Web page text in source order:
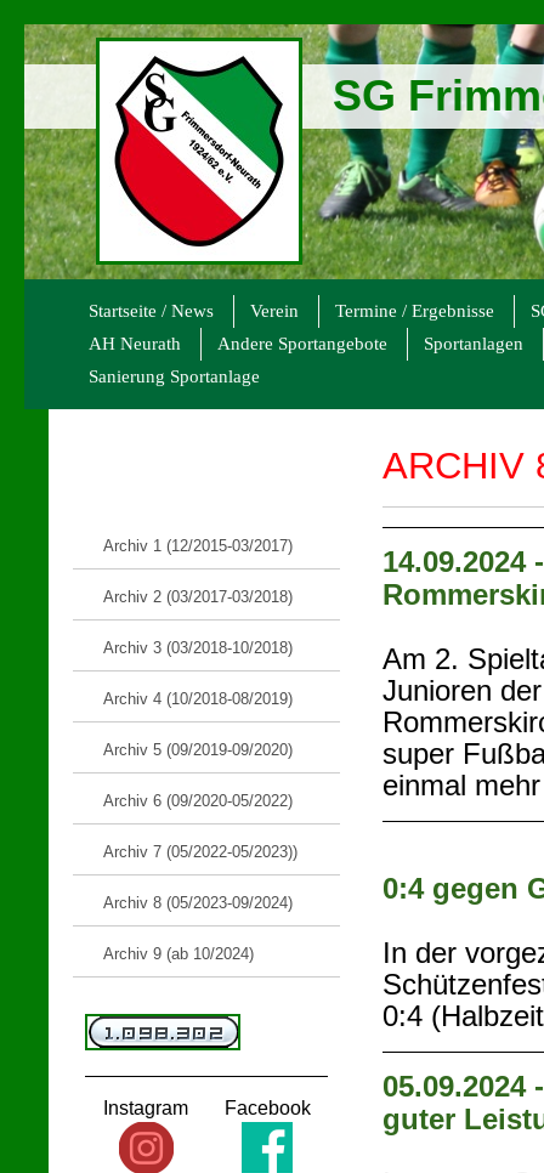
SG
Startseite / News Verein Termine / Ergebnisse
AH Neurath
Andere Sportangebote
Sportanlagen
Sanierung Sportanlage
Archiv 1 (12/2015-03/2017)
Archiv 2 (03/2017-03/2018)
Archiv 3 (03/2018-10/2018)
Archiv 4 (10/2018-08/2019)
Archiv 5 (09/2019-09/2020)
Archiv 6 (09/2020-05/2022)
Archiv 7 (05/2022-05/2023))
Archiv 8 (05/2023-09/2024)
Archiv 9 (ab 10/2024)
Instagram Facebook
ARCHIV
Am 2.
Junioren
super
einmal
0:4 gegen
In der
0:4
guter